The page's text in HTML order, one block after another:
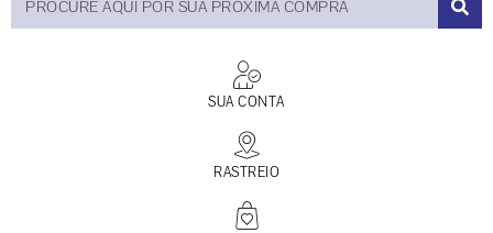
SUA CONTA
RASTREIO